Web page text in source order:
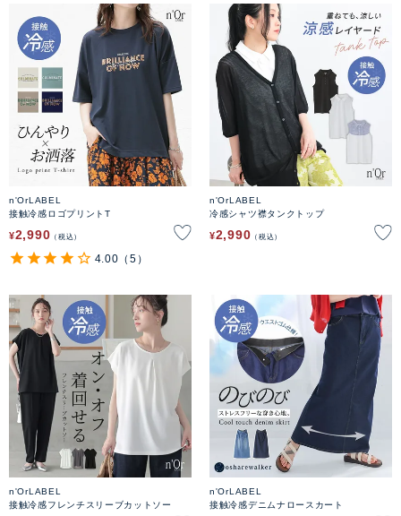
n'OrLABEL
接触冷感ロゴプリントT
¥2,990 税込
4.00 （5）
n'OrLABEL
冷感シャツ襟タンクトップ
¥2,990 税込
n'OrLABEL
接触冷感フレンチスリーブカットソー
n'OrLABEL
接触冷感デニムナロースカート